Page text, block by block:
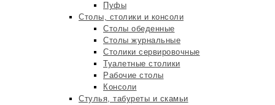
Пуфы
Столы, столики и консоли
Столы обеденные
Столы журнальные
Столики сервировочные
Туалетные столики
Рабочие столы
Консоли
Стулья, табуреты и скамьи